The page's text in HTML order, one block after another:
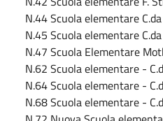
N.44 Scuola elementare
N.45 Scuola elementare
N.47 Scuola Elementare
N.62 Scuola elementare -
N.64 Scuola elementare -
N.68 Scuola elementare -